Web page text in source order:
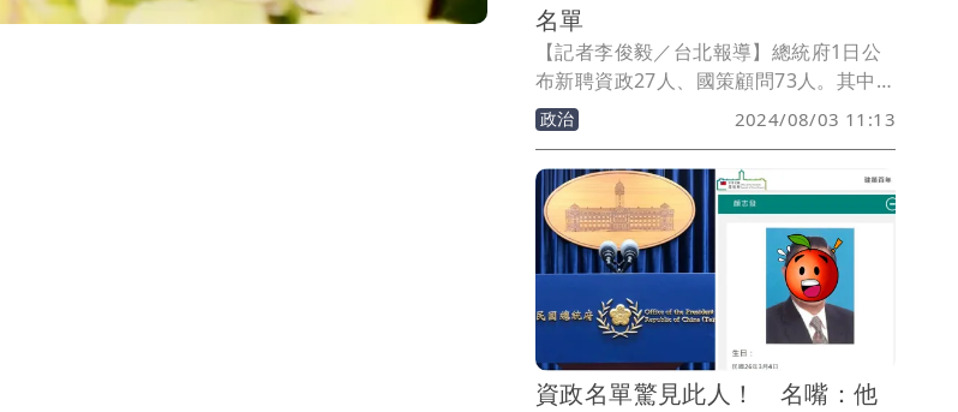
名單
【記者李俊毅／台北報導】總統府1日公
布新聘資政27人、國策顧問73人。其中國
策顧問除了有資深藝人暨前立委余天，還
有曾爆非法賣藥案的廣播電台《府城之
聲》台長康銀壽，引發關注。看來賴總統
應該是星爺粉，凡是有對黨好的，「他都
像尚書大人一樣深明大義，還他個100
倍！這名單一攤開，都還以為是感恩餐會
的邀請名單。」
政治 2024/08/03 11:13
資政名單驚見此人！ 名嘴：他